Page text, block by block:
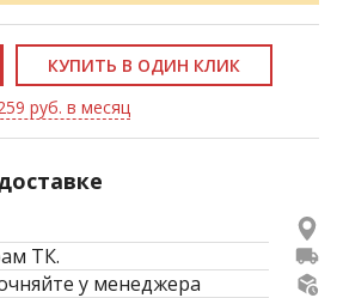
КУПИТЬ В ОДИН КЛИК
руб. в месяц
ТК.
у менеджера